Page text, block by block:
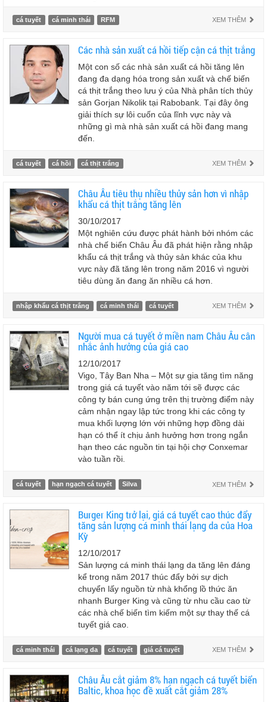
cá tuyết cá minh thái RFM XEM THÊM
Các nhà sản xuất cá hồi tiếp cận cá thịt trắng
Một con số các nhà sản xuất cá hồi tăng lên
đang đa dạng hóa trong sản xuất và chế biến
cá thịt trắng theo lưu ý của Nhà phân tích thủy
sản Gorjan Nikolik tại Rabobank. Tại đây ông
giải thích sự lôi cuốn của lĩnh vực này và
những gì mà nhà sản xuất cá hồi đang mang
đến.
cá tuyết cá hồi cá thịt trắng XEM THÊM
Châu Âu tiêu thụ nhiều thủy sản hơn vì nhập
khẩu cá thịt trắng tăng lên
30/10/2017
Một nghiên cứu được phát hành bởi nhóm các
nhà chế biến Châu Âu đã phát hiện rằng nhập
khẩu cá thịt trắng và thủy sản khác của khu
vực này đã tăng lên trong năm 2016 vì người
tiêu dùng ăn đang ăn nhiều cá hơn.
nhập khẩu cá thịt trắng cá minh thái cá tuyết XEM THÊM
Người mua cá tuyết ở miền nam Châu Âu cân
nhắc ảnh hưởng của giá cao
12/10/2017
Vigo, Tây Ban Nha – Một sự gia tăng tìm năng
trong giá cá tuyết vào năm tới sẽ được các
công ty bán cung ứng trên thị trường điểm này
cảm nhận ngay lập tức trong khi các công ty
mua khối lượng lớn với những hợp đồng dài
hạn có thể ít chịu ảnh hưởng hơn trong ngắn
hạn theo các nguồn tin tại hội chợ Conxemar
vào tuần rồi.
cá tuyết hạn ngạch cá tuyết Silva XEM THÊM
Burger King trở lại, giá cá tuyết cao thúc đẩy
tăng sản lượng cá minh thái lạng da của Hoa
Kỳ
12/10/2017
Sản lượng cá minh thái lạng da tăng lên đáng
kể trong năm 2017 thúc đẩy bởi sự dịch
chuyển lấy nguồn từ nhà khổng lồ thức ăn
nhanh Burger King và cũng từ nhu cầu cao từ
các nhà chế biến tìm kiếm một sự thay thế cá
tuyết giá cao.
cá minh thái cá lạng da cá tuyết giá cá tuyết XEM THÊM
Châu Âu cắt giảm 8% hạn ngạch cá tuyết biển
Baltic, khoa học đề xuất cắt giảm 28%